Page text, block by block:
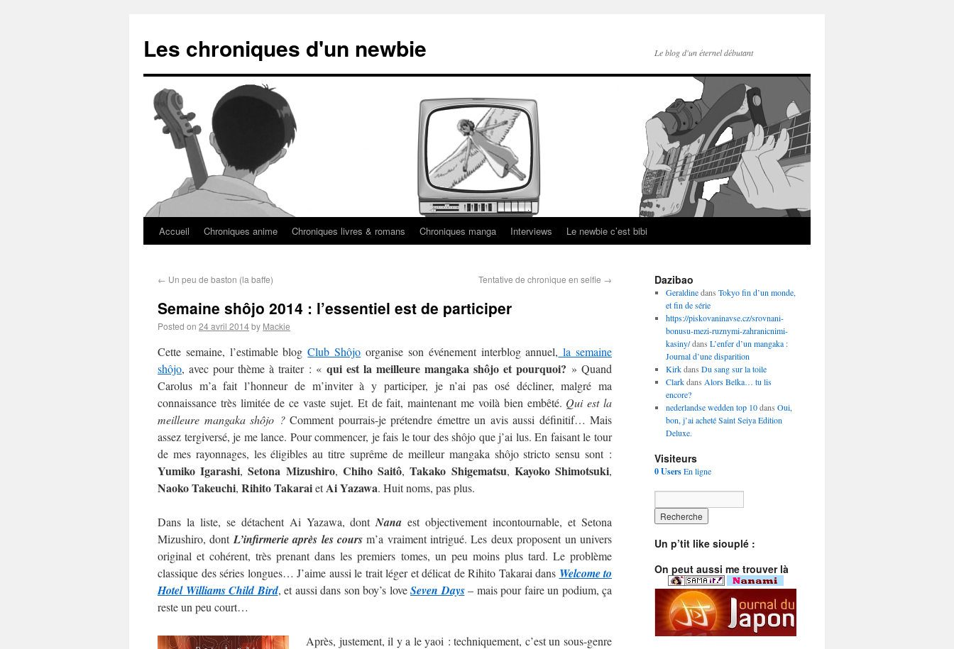
Les chroniques d'un newbie Le blog d'un éternel débutant
Accueil Chroniques anime Chroniques livres & romans Chroniques manga Interviews Le newbie c’est bibi
← Un peu de baston (la baffe) Tentative de chronique en selfie →
Semaine shôjo 2014 : l’essentiel est de participer
Posted on 24 avril 2014by Mackie
Cette semaine, l’estimable blogClub Shôjo organise son événement interblog annuel, la semaine
shôjo, avec pour thème à traiter : « qui est la meilleure mangaka shôjo et pourquoi? » Quand
Carolus m’a fait l’honneur de m’inviter à y participer, je n’ai pas osé décliner, malgré ma
connaissance très limitée de ce vaste sujet. Et de fait, maintenant me voilà bien embêté. Qui est la
meilleure mangaka shôjo ?Comment pourrais-je prétendre émettre un avis aussi définitif… Mais
assez tergiversé, je me lance. Pour commencer, je fais le tour des shôjo que j’ai lus. En faisant le tour
de mes rayonnages, les éligibles au titre suprême de meilleur mangaka shôjo stricto sensu sont :
Yumiko Igarashi,Setona Mizushiro, Chiho Saitô,Takako Shigematsu, Kayoko Shimotsuki,
NaokoTakeuchi, Rihito TakaraietAiYazawa. Huit noms, pas plus.
Dans la liste, se détachent Ai Yazawa, dontNana est objectivement incontournable, et Setona
Mizushiro, dont L’infirmerie après les coursm’a vraiment intrigué. Les deux proposent un univers
original et cohérent, très prenant dans les premiers tomes, un peu moins plus tard. Le problème
classique des séries longues… J’aime aussi le trait léger et délicat de Rihito Takarai dans Welcome to
Hotel Williams Child Bird, et aussi dans son boy’s loveSeven Days– mais pour faire un podium, ça
reste un peu court…
Après, justement, il y a le yaoi : techniquement, c’est un sous-genre
Dazibao
Geraldinedans Tokyo fin d’un monde,
et fin de série
https://piskovaninavse.cz/srovnani-
bonusu-mezi-ruznymi-zahranicnimi-
kasiny/dans L’enfer d’un mangaka :
Journal d’une disparition
Kirkdans Du sang sur la toile
Clarkdans Alors Belka… tu lis
encore?
nederlandse wedden top 10dans Oui,
bon, j’ai acheté Saint Seiya Edition
Deluxe.
Visiteurs
0 UsersEn ligne
Un p’tit like siouplé :
On peut aussi me trouver là